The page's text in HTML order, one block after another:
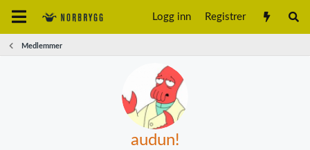
Logg inn Registrer
Medlemmer
audun!